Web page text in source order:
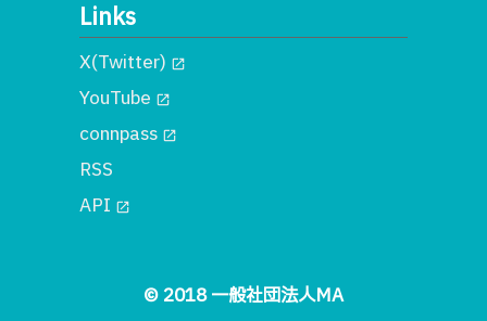
Links
X(Twitter) open_in_new
YouTube open_in_new
connpass open_in_new
RSS
API open_in_new
© 2018 一般社団法人MA